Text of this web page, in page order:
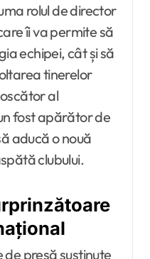
rolul de director
îi va permite să
echipei, cât și să
tinerelor
al
fost apărător de
aducă o nouă
clubului.
presă susținute